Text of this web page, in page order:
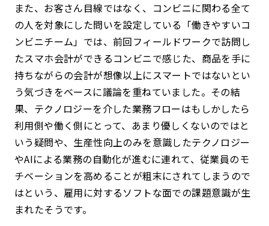
また、お客さん目線ではなく、コンビニに関わる全て
の人を対象にした問いを設定している「働きやすいコ
ンビニチーム」では、前回フィールドワークで訪問し
たスマホ会計ができるコンビニで感じた、商品を手に
持ちながらの会計が想像以上にスマートではないとい
う気づきをベースに議論を重ねていました。その結
果、テクノロジーを介した業務フローはもしかしたら
利用側や働く側にとって、あまり優しくないのではと
いう疑問や、生産性向上のみを意識したテクノロジー
やAIによる業務の自動化が進むに連れて、従業員のモ
チベーションを高めることが粗末にされてしまうので
はという、雇用に対するソフトな面での課題意識が生
まれたそうです。